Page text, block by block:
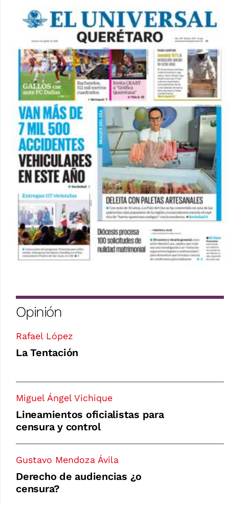
Opinión
Rafael López
La Tentación
Miguel Ángel Vichique
Lineamientos oficialistas para
censura y control
Gustavo Mendoza Ávila
Derecho de audiencias ¿o
censura?